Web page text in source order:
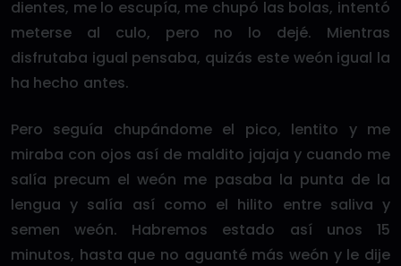
dientes, me lo escupía, me chupó las bolas, intentó
meterse al culo, pero no lo dejé. Mientras
disfrutaba igual pensaba, quizás este weón igual la
ha hecho antes.
Pero seguía chupándome el pico, lentito y me
miraba con ojos así de maldito jajaja y cuando me
salía precum el weón me pasaba la punta de la
lengua y salía así como el hilito entre saliva y
semen weón. Habremos estado así unos 15
minutos, hasta que no aguanté más weón y le dije